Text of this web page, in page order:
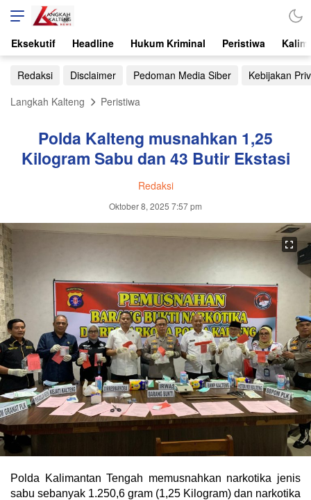
Eksekutif Headline Hukum Kriminal Peristiwa
Redaksi Disclaimer Pedoman Media Siber
Kebijakan
Langkah Kalteng
Peristiwa
Polda Kalteng musnahkan 1,25
Kilogram Sabu dan 43 Butir Ekstasi
Redaksi
Oktober 8, 2025 7:57 pm
Polda Kalimantan Tengah memusnahkan narkotika jenis
sabu sebanyak 1.250,6 gram (1,25 Kilogram) dan narkotika